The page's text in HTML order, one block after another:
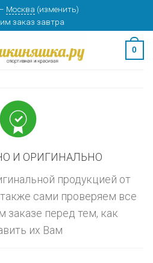
– Москва (изменить)
заказ завтра
0
И ОРИГИНАЛЬНО
продукцией от
сами проверяем все
заказе перед тем, как
их Вам